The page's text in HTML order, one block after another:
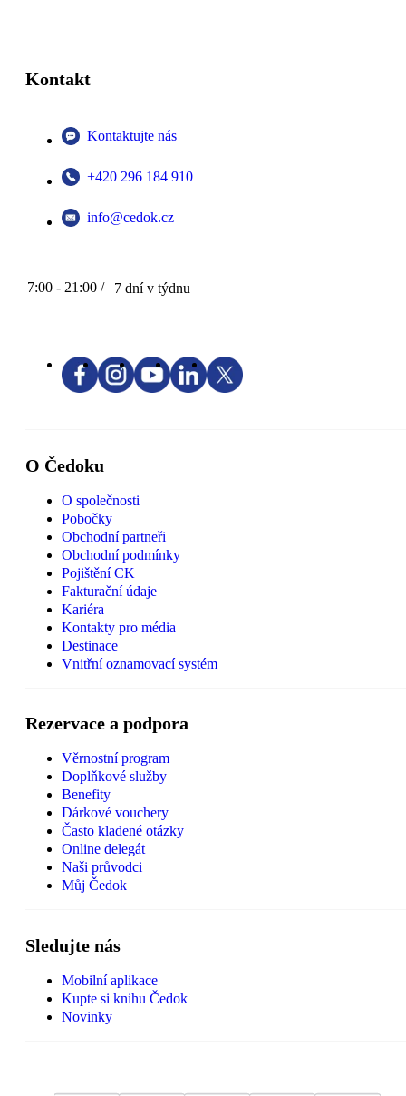
Kontakt
Kontaktujte nás
+420 296 184 910
info@cedok.cz
7:00 - 21:00 / 7 dní v týdnu
O Čedoku
O společnosti
Pobočky
Obchodní partneři
Obchodní podmínky
Pojištění CK
Fakturační údaje
Kariéra
Kontakty pro média
Destinace
Vnitřní oznamovací systém
Rezervace a podpora
Věrnostní program
Doplňkové služby
Benefity
Dárkové vouchery
Často kladené otázky
Online delegát
Naši průvodci
Můj Čedok
Sledujte nás
Mobilní aplikace
Kupte si knihu Čedok
Novinky